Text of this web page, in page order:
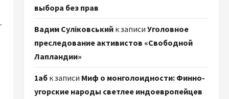
выбора без прав
Вадим Суліковськийк записи Уголовное
преследование активистов «Свободной
Лапландии»
1абк записи Миф о монголоидности: Финно-
угорские народы светлее индоевропейцев